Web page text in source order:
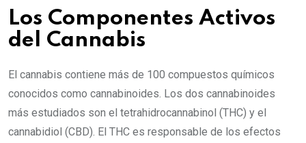
Los Componentes Activos
del Cannabis
El cannabis contiene más de 100 compuestos químicos
conocidos como cannabinoides. Los dos cannabinoides
más estudiados son el tetrahidrocannabinol (THC) y el
cannabidiol (CBD). El THC es responsable de los efectos